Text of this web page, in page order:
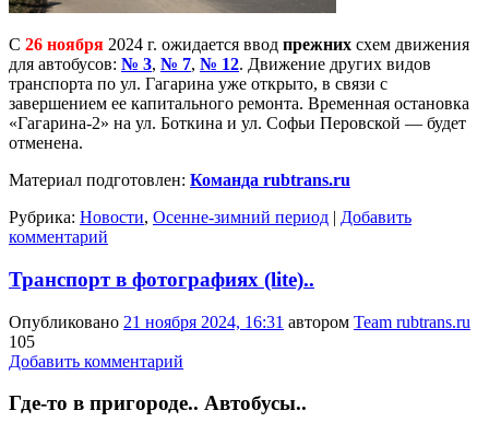
С 26 ноября 2024 г. ожидается ввод прежних схем движения
для автобусов: № 3, № 7, № 12. Движение других видов
транспорта по ул. Гагарина уже открыто, в связи с
завершением ее капитального ремонта. Временная остановка
«Гагарина-2» на ул. Боткина и ул. Софьи Перовской — будет
отменена.
Материал подготовлен: Команда rubtrans.ru
Рубрика: Новости, Осенне-зимний период | Добавить
комментарий
Транспорт в фотографиях (lite)..
Опубликовано 21 ноября 2024, 16:31 автором Team rubtrans.ru
105
Добавить комментарий
Где-то в пригороде.. Автобусы..